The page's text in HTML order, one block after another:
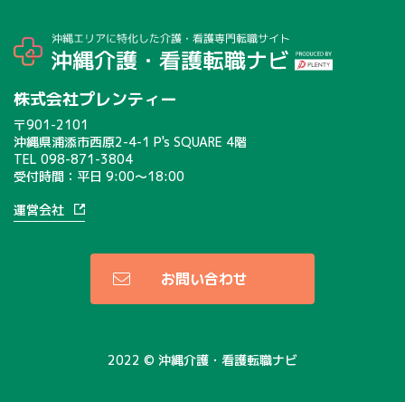
株式会社プレンティー
〒901-2101
沖縄県浦添市西原2-4-1 P's SQUARE 4階
TEL 098-871-3804
受付時間：平日 9:00〜18:00
運営会社
お問い合わせ
2022 © 沖縄介護・看護転職ナビ